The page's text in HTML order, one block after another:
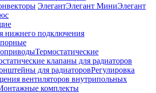
ЭлегантЭлегант МиниЭлегант
нижнего подключения
Термостатические
клапаны для радиаторов
для радиаторовРегулировка
вентиляторов внутрипольных
комплекты